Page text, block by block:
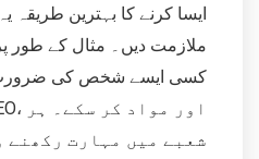
ایسا کرنے کا بہترین طریقہ
ملازمت دیں۔ مثال کے طور
کسی ایسے شخص کی
شعبے میں مہارت رکھنے